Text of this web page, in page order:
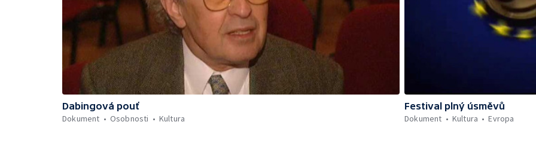
Dabingová pouť
Dokument
Osobnosti Kultura
Festival plný úsměvů
Dokument
Kultura Evropa